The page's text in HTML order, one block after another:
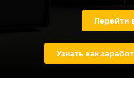
Перейти
Узнать как